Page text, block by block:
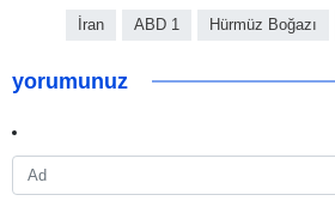
İran ABD 1 Hürmüz Boğazı
yorumunuz